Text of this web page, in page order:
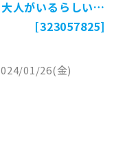
人がいるらしい…
[323057825]
01/26(金)